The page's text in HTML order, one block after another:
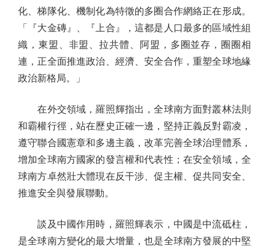
化、梯隊化、機制化為特徵的多圈合作網絡正在形成。
「『大金磚』、『上合』，這都是人口最多的區域性組
織，東盟、非盟、拉共體、阿盟，多圈並存，圈圈相
連，正全面推進政治、經濟、安全合作，重塑全球地緣
政治新格局。」
在外交領域，羅照輝指出，全球南方面對叢林法則
和霸權行徑，站在歷史正確一邊，堅持正義反對霸凌，
遵守聯合國憲章和多邊主義，改革完善全球治理體系，
增加全球南方國家的發言權和代表性；在安全領域，全
球南方卓然壯大體現在反干涉、促主權、促共同安全、
推進安全與發展聯動。
談及中國作用時，羅照輝表示，中國是中流砥柱，
是全球南方變化的最大增量，也是全球南方發展的中堅